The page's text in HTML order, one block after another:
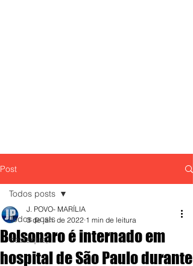
Post
Todos posts
destaque,
Todos posts
Bolsonaro é internado em
hospital de São Paulo durante
J. POVO- MARÍLIA
3 de jan. de 2022 1 min de leitura